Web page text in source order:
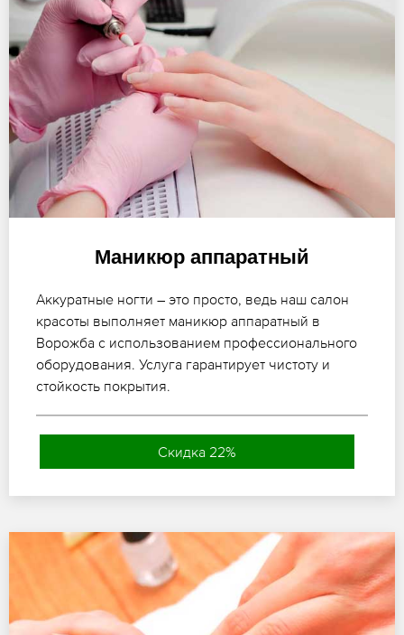
Маникюр аппаратный
Аккуратные ногти – это просто, ведь наш салон
красоты выполняет маникюр аппаратный в
Ворожба с использованием профессионального
оборудования. Услуга гарантирует чистоту и
стойкость покрытия.
Скидка 22%